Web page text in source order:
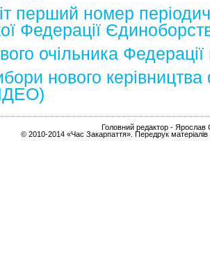
перший номер
Федерації
очільника
нового
Головний редактор - Ярослав
© 2010-2014 «Час Закарпаття». Передрук